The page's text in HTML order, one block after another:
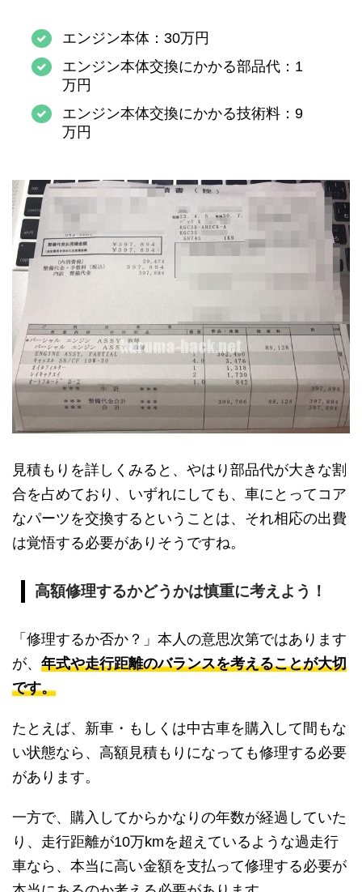
エンジン本体：30万円
エンジン本体交換にかかる部品代：1
万円
エンジン本体交換にかかる技術料：9
万円
見積もりを詳しくみると、やはり部品代が大きな割
合を占めており、いずれにしても、車にとってコア
なパーツを交換するということは、それ相応の出費
は覚悟する必要がありそうですね。
高額修理するかどうかは慎重に考えよう！
「修理するか否か？」本人の意思次第ではあります
が、 年式や走行距離のバランスを考えることが大切
です。
たとえば、新車・もしくは中古車を購入して間もな
い状態なら、高額見積もりになっても修理する必要
があります。
一方で、購入してからかなりの年数が経過していた
り、走行距離が10万kmを超えているような過走行
車なら、本当に高い金額を支払って修理する必要が